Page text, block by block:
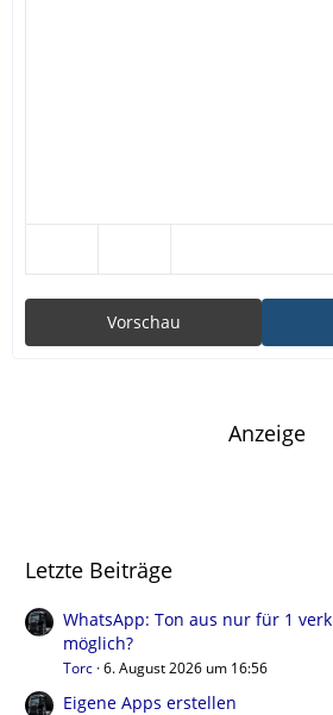
Vorschau
Anzeige
Letzte Beiträge
WhatsApp: Ton aus nur für 1
möglich?
Torc 6. August 2026 um 16:56
Eigene Apps erstellen